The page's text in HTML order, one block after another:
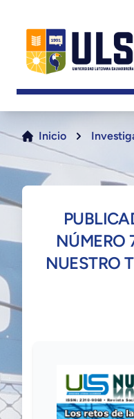
Inicio
NÚMERO
NUESTRO